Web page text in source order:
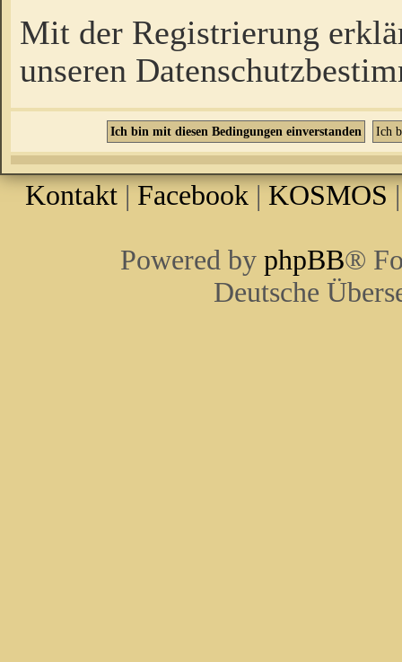
Mit der Registrierung
unseren
Kontakt | Facebook | KOSMOS
Powered by phpBB®
Deutsche